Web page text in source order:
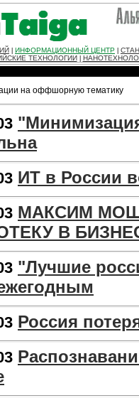
ИНФОРМАЦИОННЫЙ ЦЕНТР
ТЕХНОЛОГИИ
на оффшорную тематику
ИТ в России
МАКСИМ
В
"Лучшие
Россия